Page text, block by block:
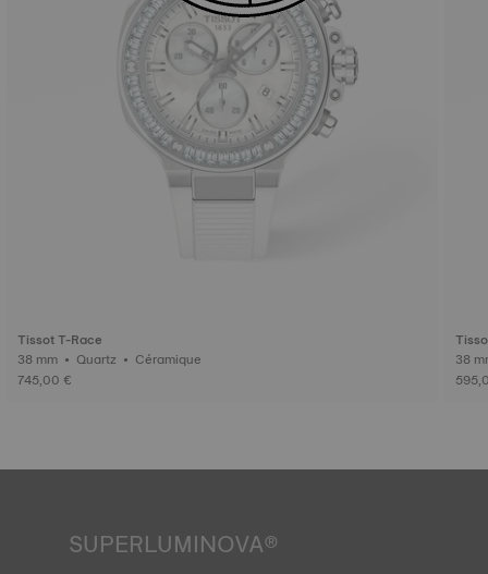
Tissot T-Race
38 mm • Quartz • Céramique
745,00 €
SUPERLUMINOVA®